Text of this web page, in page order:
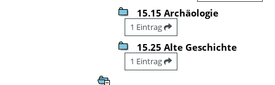
15.15 Archäologie
1 Eintrag
15.25 Alte Geschichte
1 Eintrag